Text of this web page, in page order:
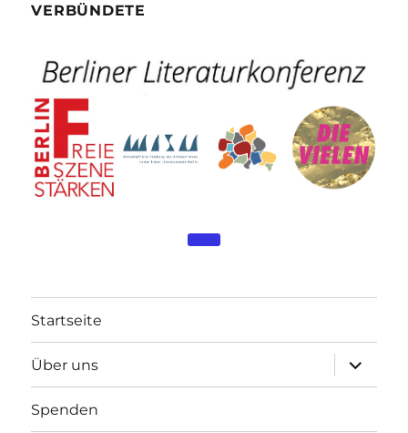
VERBÜNDETE
Startseite
Über uns
öffnen
Spenden